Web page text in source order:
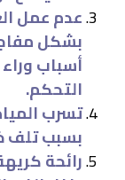
عدم عمل
بشكل
أسباب
التحكم.
تسرب
بسبب تلف
رائحة